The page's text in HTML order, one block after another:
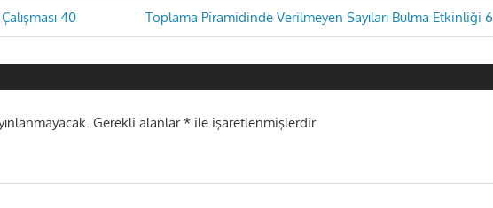
40
Next
Post:
Toplama Piramidinde Verilmeyen Sayıları Bulma Etkinliği 6
Gerekli alanlar* ile işaretlenmişlerdir